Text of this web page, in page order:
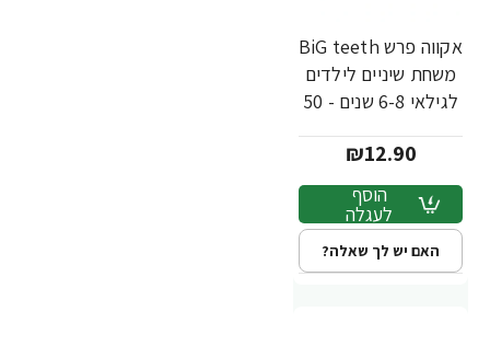
אקווה פרש BiG teeth
משחת שיניים לילדים
לגילאי 6-8 שנים - 50
₪12.90
הוסף
לעגלה
האם יש לך שאלה?